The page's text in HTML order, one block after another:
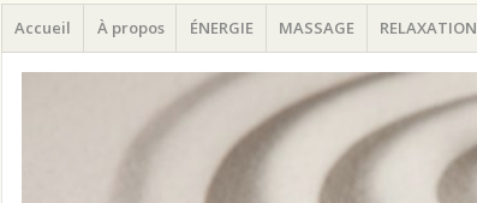
Menu
Aller
au
contenu
Accueil À propos ÉNERGIE MASSAGE RELAXATION